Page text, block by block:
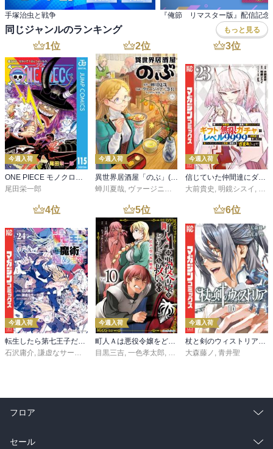
手塚治虫と戦争
同じジャンルのランキング もっと見る
1位
今週入荷
ONE PIECE モノクロ版 115
尾田栄一郎
2位
今週入荷
異世界居酒屋「のぶ」(22)
蝉川夏哉, ヴァージニア二等兵 ,転
3位
今週入荷
信じていた仲間達にダンジョン奥地で殺されかけたがギフト『無限ガチャ』でレベル９９９９の仲間達を手に入れて元パーティーメンバーと世界に復讐＆『ざまぁ！』します！（２３）
大前貴史 , 明鏡シスイ , ｔ
4位
今週入荷
転生したら第七王子だったので、気ままに魔術を極めます（２４）
石沢庸介, 謙虚なサークル メル。
5位
今週入荷
町人Ａは悪役令嬢をどうしても救いたい ～どぶと空と氷の姫君～１０【電子書店共通特典イラスト付】
目黒三吉, 一色孝太郎, Parum
6位
今週入荷
杖と剣のウィストリア（１６）
大森藤ノ , 青井聖
フロア
総合
セール